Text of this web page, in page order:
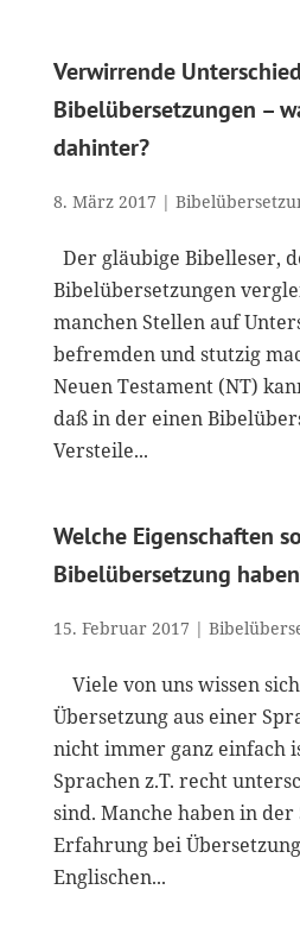
Verwirrende
Bibelübersetzungen –
dahinter?
8. März 2017 |
Der gläubige Bibelleser,
Bibelübersetzungen
manchen Stellen auf
befremden und stutzig
Neuen Testament (NT)
daß in der einen
Versteile...
Welche Eigenschaften
Bibelübersetzung
15. Februar 2017 |
Viele von uns wissen
Übersetzung aus einer
nicht immer ganz einfach
Sprachen z.T. recht
sind. Manche haben in der
Erfahrung bei
Englischen...